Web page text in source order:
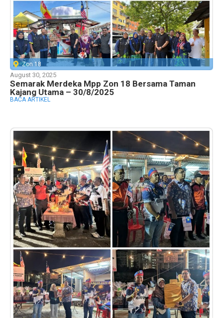
Zon 18
August 30, 2025
Semarak Merdeka Mpp Zon 18 Bersama Taman
Kajang Utama – 30/8/2025
BACA ARTIKEL